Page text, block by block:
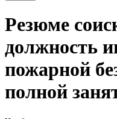
Резюме
должность
пожарной
полной